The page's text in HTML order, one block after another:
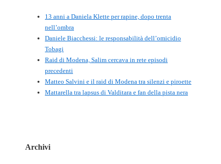
13 anni a Daniela Klette per rapine, dopo trenta
nell’ombra
Daniele Biacchessi: le responsabilità dell’omicidio
Tobagi
Raid di Modena, Salim cercava in rete episodi
precedenti
Matteo Salvini e il raid di Modena tra silenzi e piroette
Mattarella tra lapsus di Valditara e fan della pista nera
Archivi